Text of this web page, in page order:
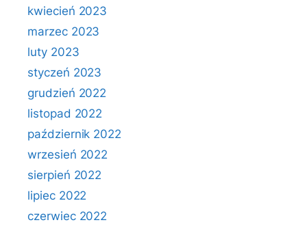
kwiecień 2023
marzec 2023
luty 2023
styczeń 2023
grudzień 2022
listopad 2022
październik 2022
wrzesień 2022
sierpień 2022
lipiec 2022
czerwiec 2022